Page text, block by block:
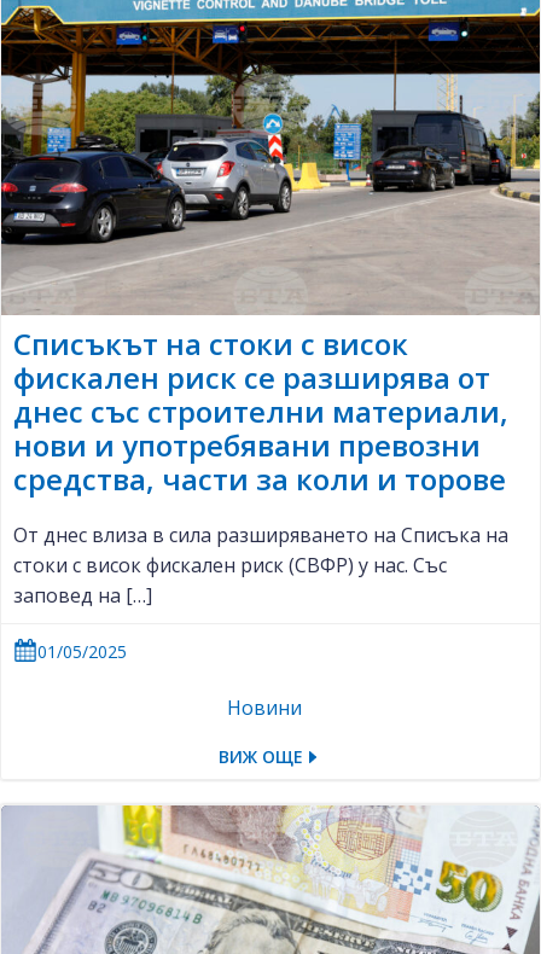
Списъкът на стоки с висок
фискален риск се разширява от
днес със строителни материали,
нови и употребявани превозни
средства, части за коли и торове
От днес влиза в сила разширяването на Списъка на
стоки с висок фискален риск (СВФР) у нас. Със
заповед на […]
01/05/2025
Новини
ВИЖ ОЩЕ